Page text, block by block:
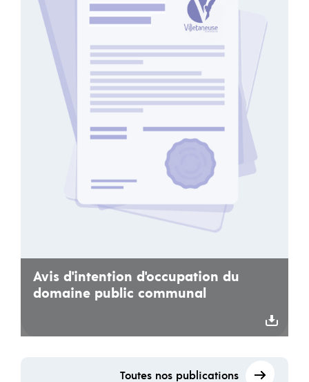
Avis d'intention d'occupation du
domaine public communal
Toutes nos publications